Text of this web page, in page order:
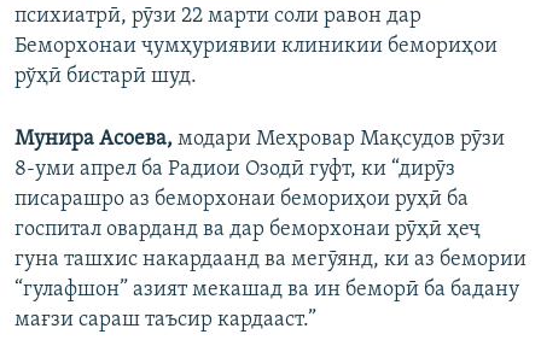
психиатрӣ, рӯзи 22 марти соли равон дар
Беморхонаи ҷумҳуриявии клиникии бемориҳои
рўҳӣ бистарӣ шуд.
Мунира Асоева, модари Меҳровар Мақсудов рӯзи
8-уми апрел ба Радиои Озодӣ гуфт, ки “дирӯз
писарашро аз беморхонаи бемориҳои руҳӣ ба
госпитал оварданд ва дар беморхонаи рӯҳӣ ҳеҷ
гуна ташхис накардаанд ва мегӯянд, ки аз бемории
“гулафшон” азият мекашад ва ин беморӣ ба бадану
мағзи сараш таъсир кардааст.”